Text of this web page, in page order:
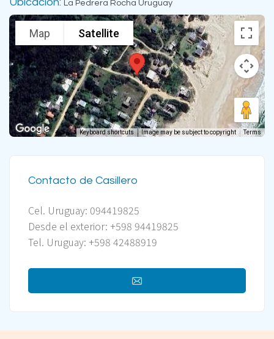
La Pedrera Rocha Uruguay
Map Satellite
Keyboard shortcuts Image may be subject to copyright Terms
Contacto de Casillero
Cel. Uruguay: 094419825
Desde el exterior: +598 94419825
Tel. Uruguay: +598 42488919